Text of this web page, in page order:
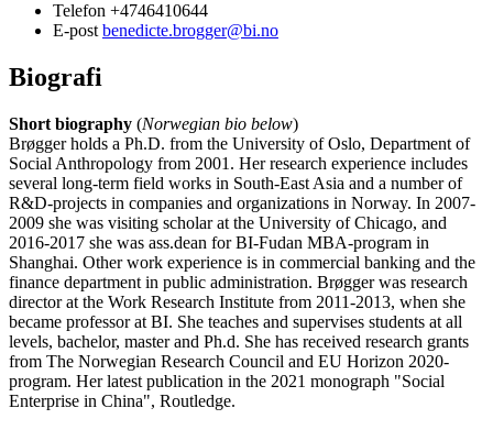
Telefon +4746410644
E-post benedicte.brogger@bi.no
Biografi
Short biography (Norwegian bio below)
Brøgger holds a Ph.D. from the University of Oslo, Department of
Social Anthropology from 2001. Her research experience includes
several long-term field works in South-East Asia and a number of
R&D-projects in companies and organizations in Norway. In 2007-
2009 she was visiting scholar at the University of Chicago, and
2016-2017 she was ass.dean for BI-Fudan MBA-program in
Shanghai. Other work experience is in commercial banking and the
finance department in public administration. Brøgger was research
director at the Work Research Institute from 2011-2013, when she
became professor at BI. She teaches and supervises students at all
levels, bachelor, master and Ph.d. She has received research grants
from The Norwegian Research Council and EU Horizon 2020-
program. Her latest publication in the 2021 monograph "Social
Enterprise in China", Routledge.